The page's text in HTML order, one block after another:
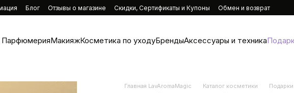
Блог Отзывы о магазине Скидки, Сертификаты и Купоны Обмен и возврат
ПарфюмерияМакияжКосметика по уходуБрендыАксессуары и техника
Главная LavAromaMagic Каталог косметики Подарки